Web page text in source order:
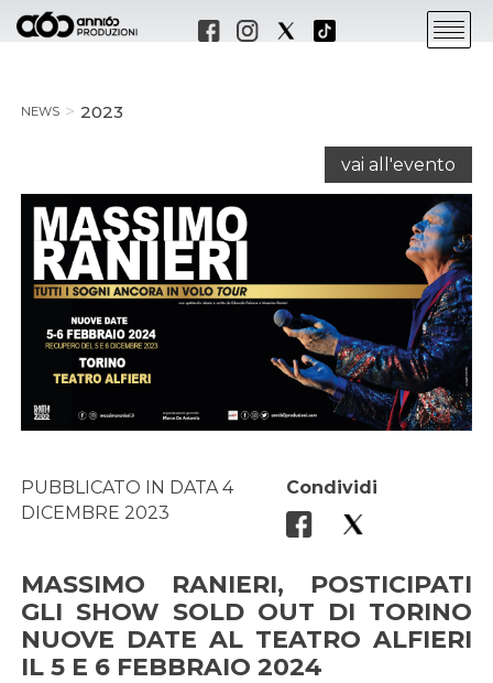
NEWS 2023
vai all'evento
PUBBLICATO IN DATA 4
DICEMBRE 2023
Condividi
MASSIMO RANIERI, POSTICIPATI
GLI SHOW SOLD OUT DI TORINO
NUOVE DATE AL TEATRO ALFIERI
IL 5 E 6 FEBBRAIO 2024